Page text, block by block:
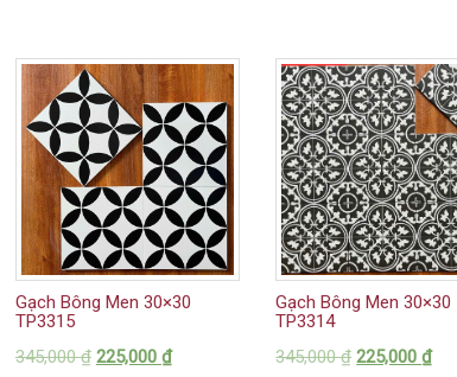
Gạch Bông Men 30×30
TP3315
345,000₫ 225,000 ₫
Gạch Bông Men 30×30
TP3314
345,000₫ 225,000₫